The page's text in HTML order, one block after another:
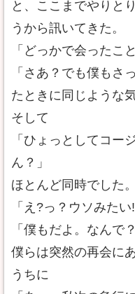
と、ここまでやりと
うから訊いてきた。
「どっかで会ったこ
「さあ？でも僕もさ
たときに同じような
そして
「ひょっとしてコー
ん？」
ほとんど同時でした。
「え?っ？ウソみた
「僕もだよ。なんで？
僕らは突然の再会に
うちに